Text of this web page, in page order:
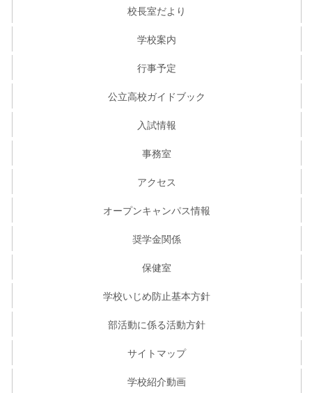
校長室だより
学校案内
行事予定
公立高校ガイドブック
入試情報
事務室
アクセス
オープンキャンパス情報
奨学金関係
保健室
学校いじめ防止基本方針
部活動に係る活動方針
サイトマップ
学校紹介動画